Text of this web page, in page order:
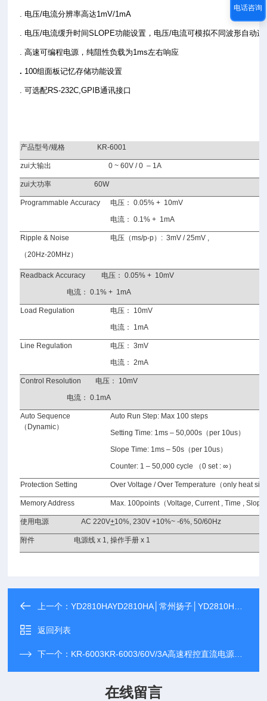
. 电压/电流分辨率高达1mV/1mA
. 电压/电流缓升时间SLOPE功能设置，电压/电流可模拟不同波形自动连
. 高速可编程电源，纯阻性负载为1ms左右响应
. 100组面板记忆存储功能设置
. 可选配RS-232C,GPIB通讯接口
产品型号/规格 KR-6001
zui大输出 0 ~ 60V / 0 – 1A
zui大功率 60W
Programmable Accuracy 电压： 0.05% + 10mV
电流： 0.1% + 1mA
Ripple & Noise
（20Hz-20MHz）
电压（ms/p-p） : 3mV / 25mV ,
Readback Accuracy 电压： 0.05% + 10mV
电流： 0.1% + 1mA
Load Regulation 电压： 10mV
电流： 1mA
Line Regulation 电压： 3mV
电流： 2mA
Control Resolution 电压： 10mV
电流： 0.1mA
Auto Sequence
（Dynamic）
Auto Run Step: Max 100 steps
Setting Time: 1ms – 50,000s（per 10us）
Slope Time: 1ms – 50s（per 10us）
Counter: 1 – 50,000 cycle （0 set :∞ ）
Protection Setting Over Voltage / Over Temperature（only heat
Memory Address Max. 100points（Voltage, Current , Time , Slope
使用电源 AC 220V+10%, 230V +10%~ -6%, 50/60Hz
附件 电源线 x 1,操作手册 x 1
上一个：YD2810HAYD2810HA│常州扬子│YD2810HA型LCR数字电桥
返回列表
下一个： KR-6003KR-6003/60V/3A高速程控直流电源│kr6003
在线留言
电话咨询